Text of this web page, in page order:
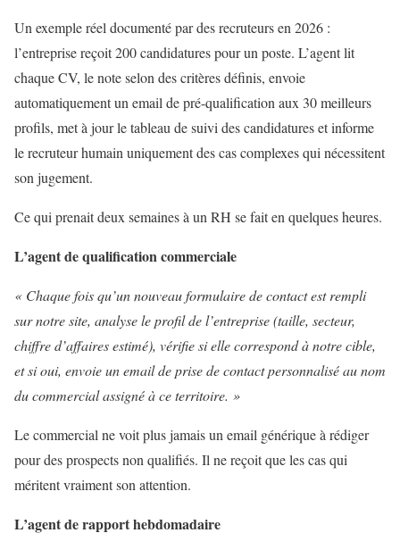
Un exemple réel documenté par des recruteurs en 2026 :
l’entreprise reçoit 200 candidatures pour un poste. L’agent lit
chaque CV, le note selon des critères définis, envoie
automatiquement un email de pré-qualification aux 30 meilleurs
profils, met à jour le tableau de suivi des candidatures et informe
le recruteur humain uniquement des cas complexes qui nécessitent
son jugement.
Ce qui prenait deux semaines à un RH se fait en quelques heures.
L’agent de qualification commerciale
« Chaque fois qu’un nouveau formulaire de contact est rempli
sur notre site, analyse le profil de l’entreprise (taille, secteur,
chiffre d’affaires estimé), vérifie si elle correspond à notre cible,
et si oui, envoie un email de prise de contact personnalisé au nom
du commercial assigné à ce territoire. »
Le commercial ne voit plus jamais un email générique à rédiger
pour des prospects non qualifiés. Il ne reçoit que les cas qui
méritent vraiment son attention.
L’agent de rapport hebdomadaire